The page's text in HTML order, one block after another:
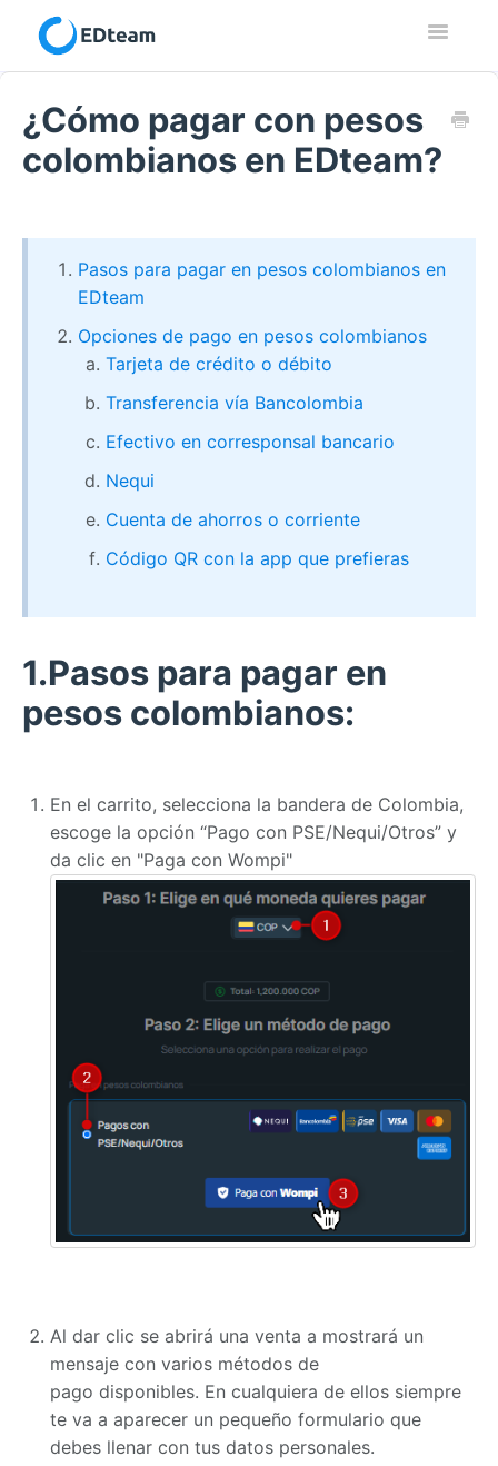
Toggle
Contacto
¿Cómo pagar con pesos
colombianos en EDteam?
Pasos para pagar en pesos colombianos en
EDteam
Opciones de pago en pesos colombianos
Tarjeta de crédito o débito
Transferencia vía Bancolombia
Efectivo en corresponsal bancario
Nequi
Cuenta de ahorros o corriente
Código QR con la app que prefieras
1.Pasos para pagar en
pesos colombianos:
En el carrito, selecciona la bandera de Colombia,
escoge la opción “Pago con PSE/Nequi/Otros” y
da clic en "Paga con Wompi"
Al dar clic se abrirá una venta a mostrará un
mensaje con varios métodos de
pago disponibles. En cualquiera de ellos siempre
te va a aparecer un pequeño formulario que
debes llenar con tus datos personales.